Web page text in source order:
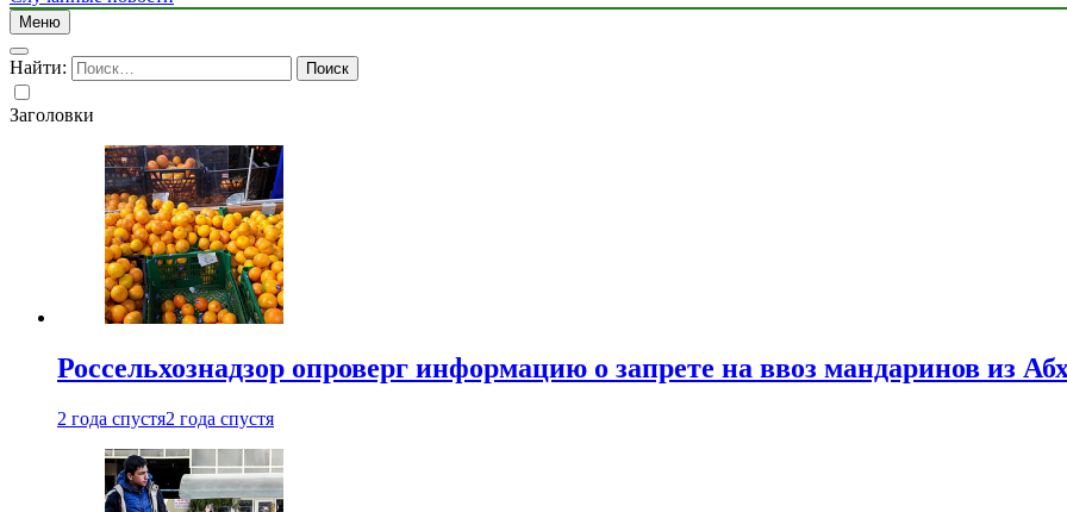
Меню
Найти:
Заголовки
Россельхознадзор опроверг информацию о запрете на ввоз мандаринов из
2 года спустя2 года спустя